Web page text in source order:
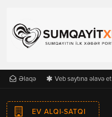
Əlaqə Veb saytına əlavə et
EV ALQI-SATQI